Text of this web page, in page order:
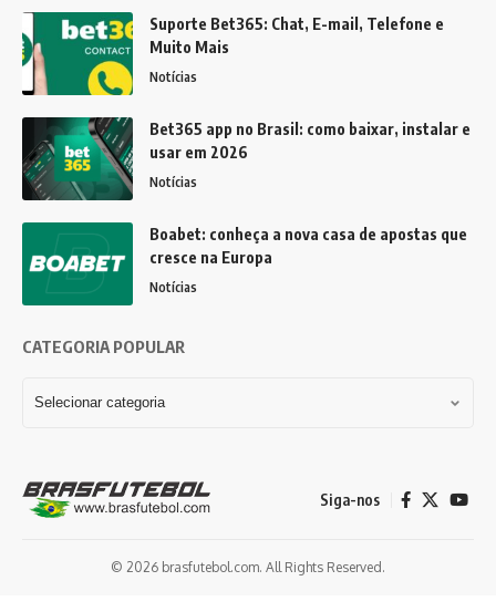
Suporte Bet365: Chat, E-mail, Telefone e
Muito Mais
Notícias
Bet365 app no Brasil: como baixar, instalar e
usar em 2026
Notícias
Boabet: conheça a nova casa de apostas que
cresce na Europa
Notícias
CATEGORIA POPULAR
Siga-nos
© 2026 brasfutebol.com. All Rights Reserved.